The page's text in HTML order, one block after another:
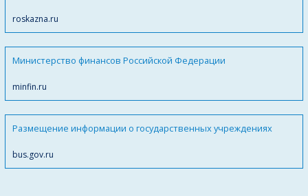
roskazna.ru
Министерство финансов Российской Федерации
minfin.ru
Размещение информации о государственных учреждениях
bus.gov.ru